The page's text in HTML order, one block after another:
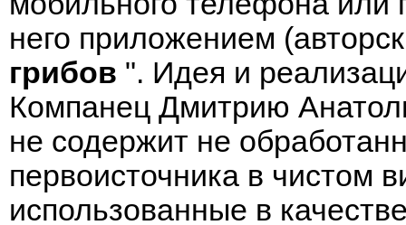
него приложением
грибов ". Идея и
Компанец Дмитрию
не содержит не
первоисточника в чистом
использованные в